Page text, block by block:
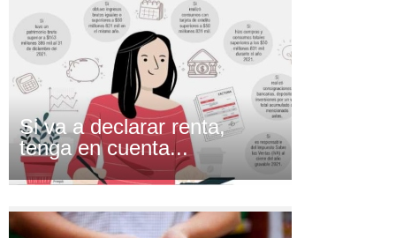
Si va a declarar renta,
tenga en cuenta...